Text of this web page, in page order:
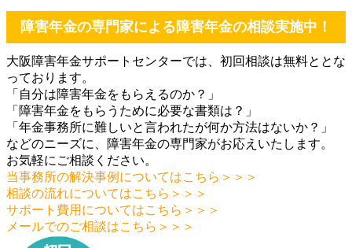
障害年金の専門家による障害年金の相談実施中！
大阪障害年金サポートセンターでは、初回相談は無料ととな
っております。
「自分は障害年金をもらえるのか？」
「障害年金をもらうために必要な書類は？」
「年金事務所に難しいと言われたが何か方法はないか？」
などのニーズに、障害年金の専門家がお応えいたします。
お気軽にご相談ください。
当事務所の解決事例についてはこちら＞＞＞
相談の流れについてはこちら＞＞＞
サポート費用についてはこちら＞＞＞
メールでのご相談はこちら＞＞＞